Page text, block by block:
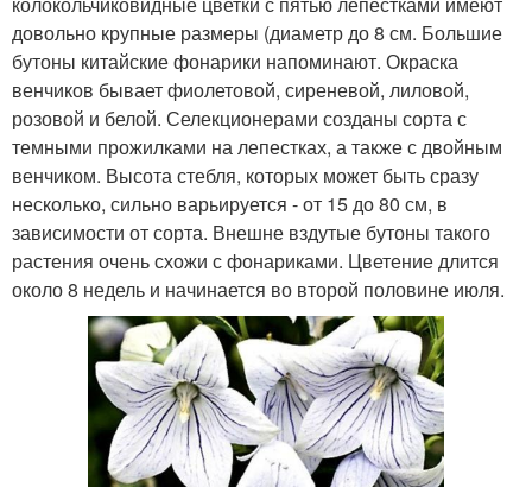
довольно крупные размеры (диаметр до 8 см. Большие
бутоны китайские фонарики напоминают. Окраска
венчиков бывает фиолетовой, сиреневой, лиловой,
розовой и белой. Селекционерами созданы сорта с
темными прожилками на лепестках, а также с двойным
венчиком. Высота стебля, которых может быть сразу
несколько, сильно варьируется - от 15 до 80 см, в
зависимости от сорта. Внешне вздутые бутоны такого
растения очень схожи с фонариками. Цветение длится
около 8 недель и начинается во второй половине июля.